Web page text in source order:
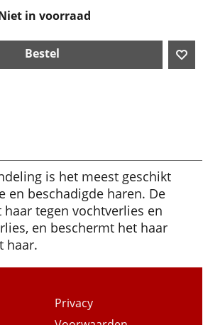
in voorraad
Bestel
is het meest geschikt
en beschadigde haren. De
tegen vochtverlies en
en beschermt het haar
​​haar.
Privacy